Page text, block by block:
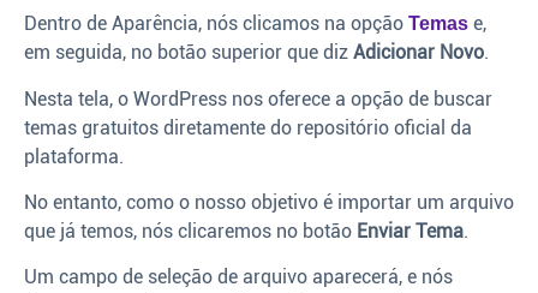
Dentro de Aparência, nós clicamos na opção Temas e,
em seguida, no botão superior que diz Adicionar Novo.
Nesta tela, o WordPress nos oferece a opção de buscar
temas gratuitos diretamente do repositório oficial da
plataforma.
No entanto, como o nosso objetivo é importar um arquivo
que já temos, nós clicaremos no botão Enviar Tema.
Um campo de seleção de arquivo aparecerá, e nós